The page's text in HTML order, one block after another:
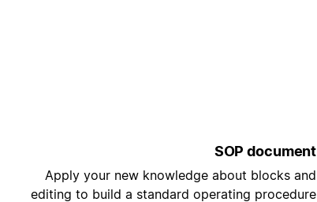
SOP document
Apply your new knowledge about blocks and
editing to build a standard operating procedure